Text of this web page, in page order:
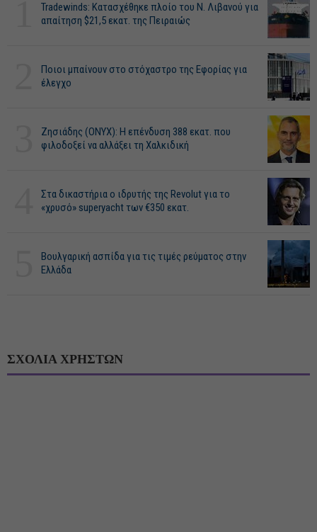
Tradewinds: Κατασχέθηκε πλοίο του Ν. Λιβανού για
απαίτηση $21,5 εκατ. της Πειραιώς
Ποιοι μπαίνουν στο στόχαστρο της Εφορίας για
έλεγχο
Ζησιάδης (ONYX): Η επένδυση 388 εκατ. που
φιλοδοξεί να αλλάξει τη Χαλκιδική
Στα δικαστήρια ο ιδρυτής της Revolut για το
«χρυσό» superyacht των €350 εκατ.
Βουλγαρική ασπίδα για τις τιμές ρεύματος στην
Ελλάδα
ΣΧΟΛΙΑ ΧΡΗΣΤΩΝ